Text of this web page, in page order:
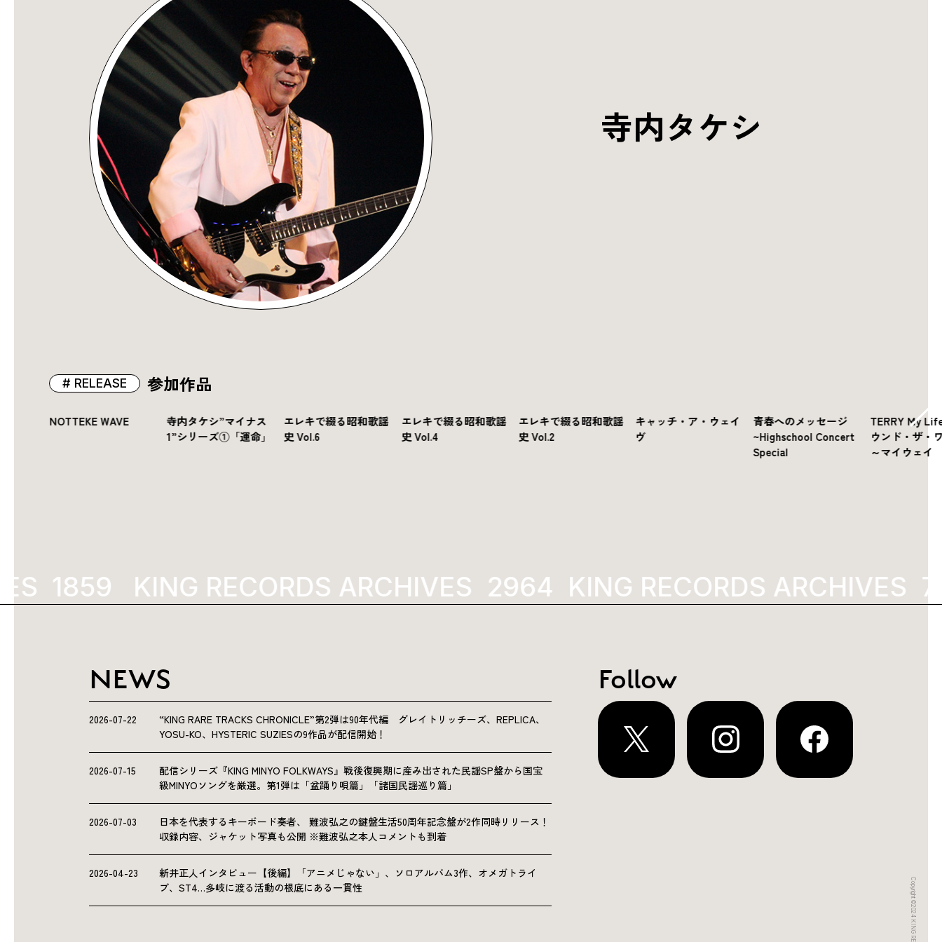
寺内タケシ
参加作品
RELEASE
NOTTEKE WAVE
寺内タケシ”マイナス
1”シリーズ①「運命」
エレキで綴る昭和歌謡
史 Vol.6
エレキで綴る昭和歌謡
史 Vol.4
エレキで綴る昭和歌謡
史 Vol.2
キャッチ・ア・ウェイ
ヴ
青春へのメッセージ
~Highschool Concert
Special
TERRY My
ウンド・ザ・
～マイウェイ
1973 KING RECORDS ARCHIVES 1973 KING RECORDS ARCHIVES
NEWS
2026-07-22
“KING RARE TRACKS CHRONICLE”第2弾は90年代編 グレイトリッチーズ、REPLICA、
YOSU-KO、HYSTERIC SUZIESの9作品が配信開始！
2026-07-15
配信シリーズ『KING MINYO FOLKWAYS』戦後復興期に産み出された民謡SP盤から国宝
級MINYOソングを厳選。第1弾は「盆踊り唄篇」「諸国民謡巡り篇」
2026-07-03
日本を代表するキーボード奏者、 難波弘之の鍵盤生活50周年記念盤が2作同時リリース！
収録内容、ジャケット写真も公開 ※難波弘之本人コメントも到着
2026-04-23
新井正人インタビュー【後編】「アニメじゃない」、ソロアルバム3作、オメガトライ
ブ、ST4…多岐に渡る活動の根底にある一貫性
Follow
Copyright ©2024 KING RECORDS